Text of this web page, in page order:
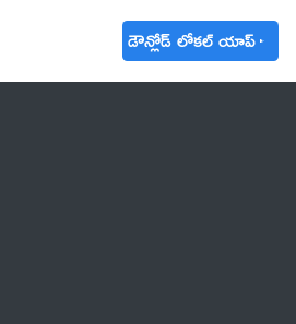
డౌన్లోడ్ లోకల్ యాప్